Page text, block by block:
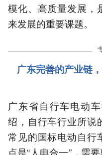
模化、高质量发展，
来发展的重要课题。
广东完善的产业链
广东省自行车电动
绍，自行车行业所说
常见的国标电动自行
点是“人电合一”，需